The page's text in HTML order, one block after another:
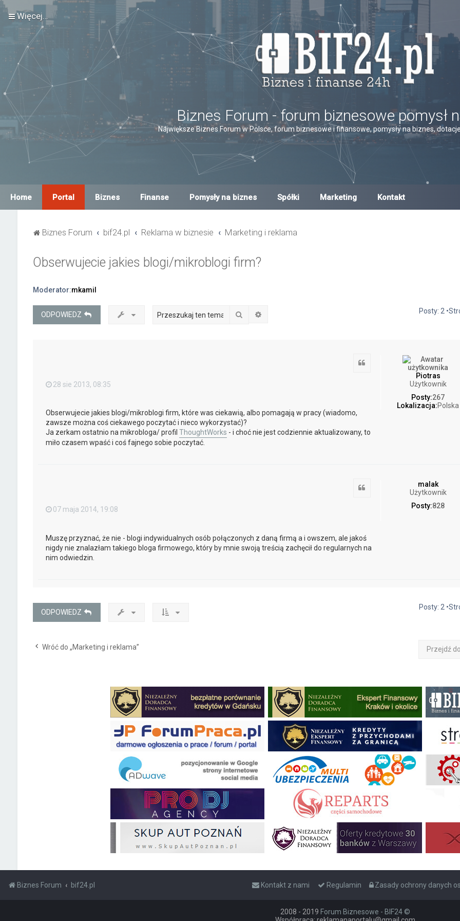
Więcej…
Biznes Forum - forum biznesowe pomysł
Największe Biznes Forum w Polsce, forum biznesowe i finansowe, pomysły na biznes,
Home Portal Biznes Finanse Pomysły na biznes Spółki Marketing Kontakt
Biznes Forum bif24.pl Reklama w biznesie Marketing i reklama
Obserwujecie jakies blogi/mikroblogi firm?
Moderator:mkamil
ODPOWIEDZ Szukaj Posty: 2
Piotras
Użytkownik
Posty:267
Lokalizacja:Polska
28 sie 2013, 08:35
Obserwujecie jakies blogi/mikroblogi firm, które was ciekawią, albo pomagają w pracy (wiadomo,
zawsze można coś ciekawego poczytać i nieco wykorzystać)?
Ja zerkam ostatnio na mikrobloga/ profil ThoughtWorks - i choć nie jest codziennie aktualizowany, to
miło czasem wpaść i coś fajnego sobie poczytać.
malak
Użytkownik
Posty:828
07 maja 2014, 19:08
Muszę przyznać, że nie - blogi indywidualnych osób połączonych z daną firmą a i owszem, ale jakoś
nigdy nie znalazłam takiego bloga firmowego, który by mnie swoją treścią zachęcił do regularnych na
nim odwiedzin.
ODPOWIEDZ
Posty: 2
Wróć do „Marketing i reklama” Przejdź do
Biznes Forum bif24.pl Zasady ochrony danych
Regulamin
Kontakt z nami
2008 - 2019 Forum Biznesowe - BIF24 ©